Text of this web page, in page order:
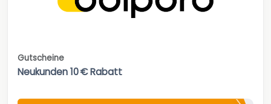
Gutscheine
Neukunden 10 € Rabatt